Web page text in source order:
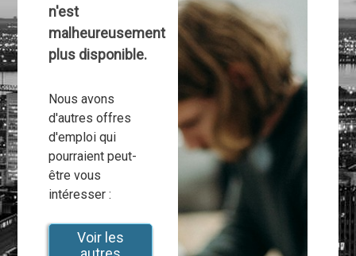
n'est
malheureusement
plus disponible.
Nous avons
d'autres offres
d'emploi qui
pourraient peut-
être vous
intéresser :
Voir les